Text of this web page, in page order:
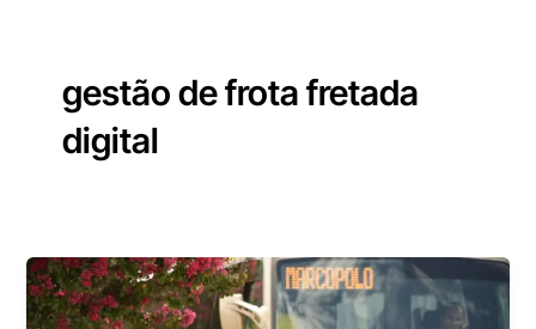
gestão de frota fretada
digital